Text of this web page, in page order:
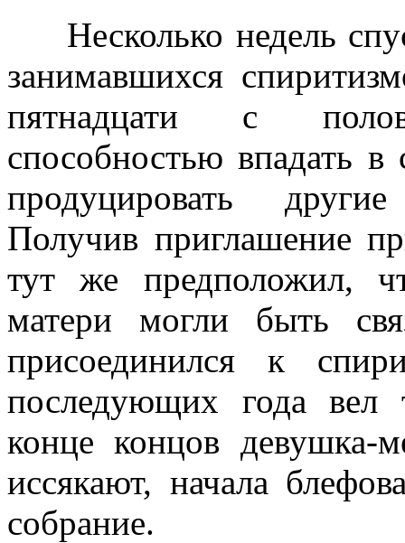
Несколько недель
занимавшихся
пятнадцати с
способностью впадать в
продуцировать
Получив приглашение
тут же предположил,
матери могли быть
присоединился к
последующих года вел
конце концов девушка-
иссякают, начала
собрание.